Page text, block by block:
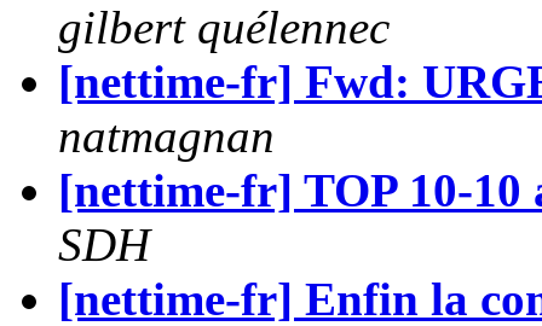
gilbert quélennec
[nettime-fr] Fwd:
natmagnan
[nettime-fr] TOP 10-10
SDH
[nettime-fr] Enfin la